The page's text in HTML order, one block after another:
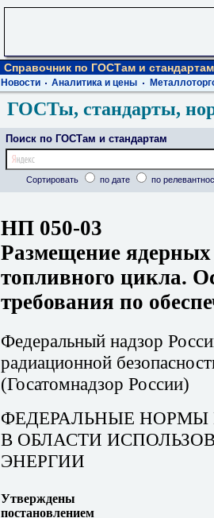
Справочник по ГОСТам и стандартам
Новости Аналитика и цены
ГОСТы, стандарты,
Поиск по ГОСТам и стандартам
Сортировать по дате по
НП 050-03
Размещение ядерных
топливного цикла.
требования по
Федеральный надзор
радиационной
(Госатомнадзор России)
ФЕДЕРАЛЬНЫЕ НОРМЫ
В ОБЛАСТИ
ЭНЕРГИИ
Утверждены
постановлением